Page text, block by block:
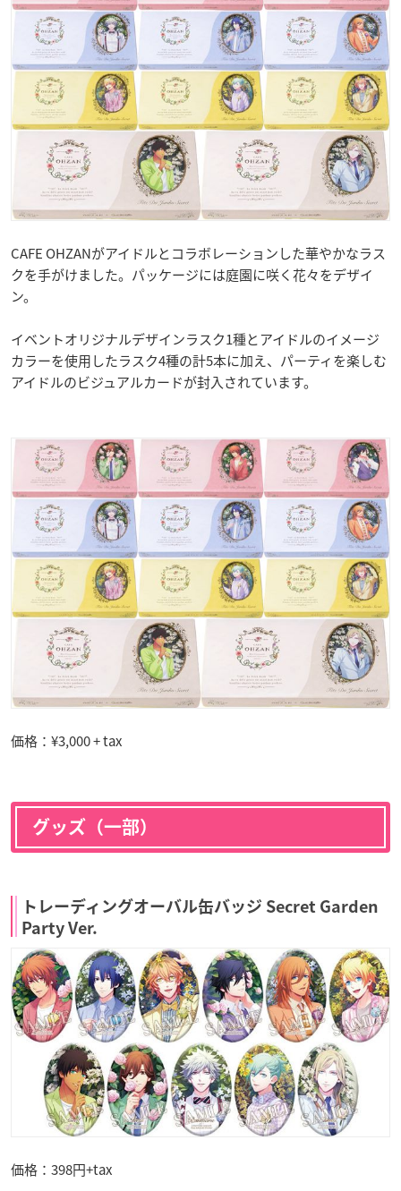
CAFE OHZANがアイドルとコラボレーションした華やかなラス
クを手がけました。パッケージには庭園に咲く花々をデザイ
ン。
イベントオリジナルデザインラスク1種とアイドルのイメージ
カラーを使用したラスク4種の計5本に加え、パーティを楽しむ
アイドルのビジュアルカードが封入されています。
価格：¥3,000 + tax
グッズ（一部）
トレーディングオーバル缶バッジ Secret Garden
Party Ver.
価格：398円+tax